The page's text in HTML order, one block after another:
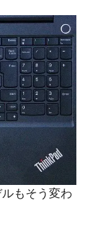
もそう変わ